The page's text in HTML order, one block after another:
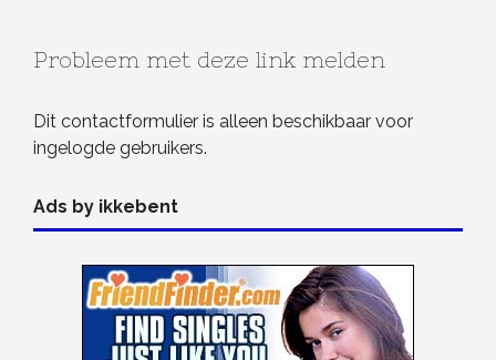
Probleem met deze link melden
Dit contactformulier is alleen beschikbaar voor
ingelogde gebruikers.
Ads by ikkebent